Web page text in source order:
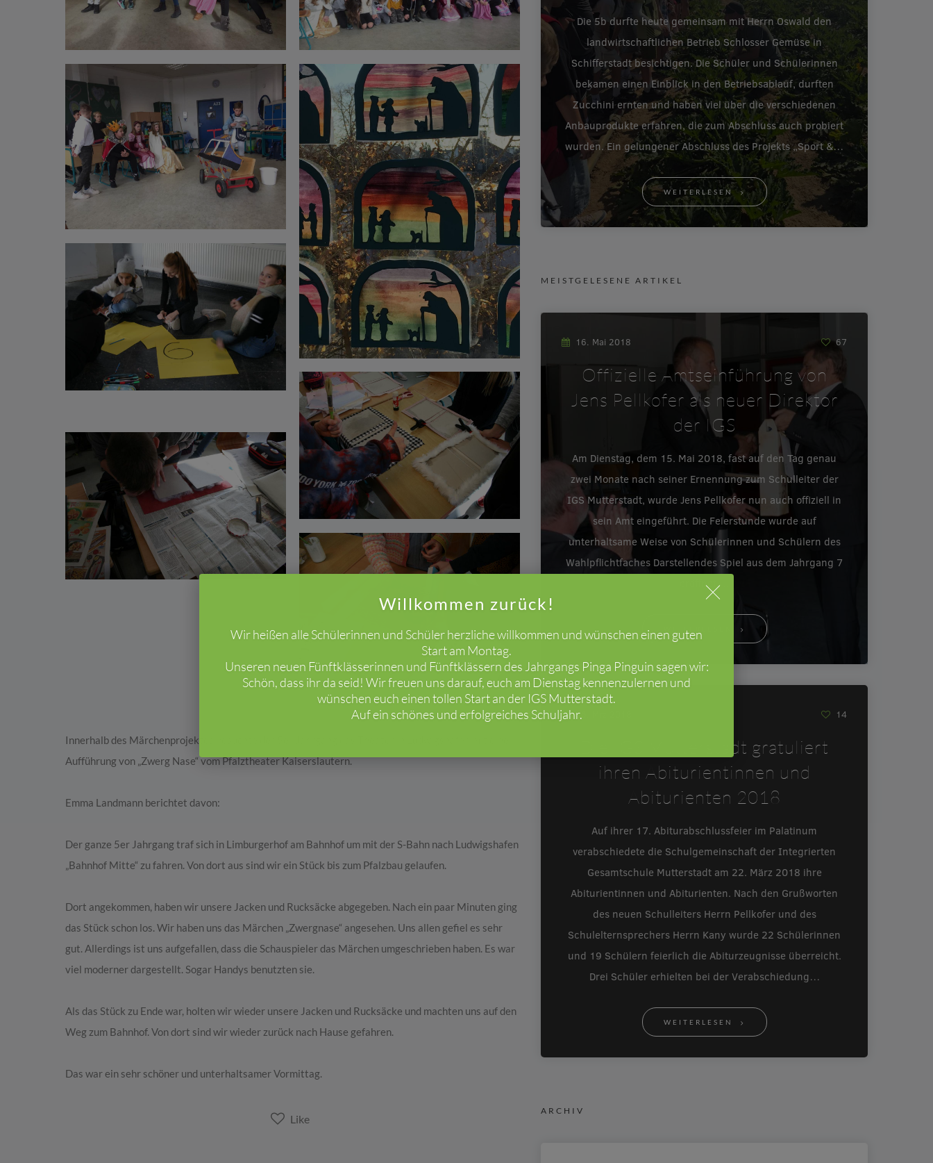
Willkommen zurück!
Wir heißen alle Schülerinnen und Schüler herzliche willkommen und wünschen einen guten
Start am Montag.
Unseren neuen Fünftklässerinnen und Fünftklässern des Jahrgangs Pinga Pinguin sagen wir:
Schön, dass ihr da seid! Wir freuen uns darauf, euch am Dienstag kennenzulernen und
wünschen euch einen tollen Start an der IGS Mutterstadt.
Auf ein schönes und erfolgreiches Schuljahr.
Innerhalb des Märchenprojektes besuchte der 5er Jahrgang das Theater in Ludwigshafen mit einer
Aufführung von „Zwerg Nase“ vom Pfalztheater Kaiserslautern.
Emma Landmann berichtet davon:
Der ganze 5er Jahrgang traf sich in Limburgerhof am Bahnhof um mit der S-Bahn nach Ludwigshafen
„Bahnhof Mitte“ zu fahren. Von dort aus sind wir ein Stück bis zum Pfalzbau gelaufen.
Dort angekommen, haben wir unsere Jacken und Rucksäcke abgegeben. Nach ein paar Minuten ging
das Stück schon los. Wir haben uns das Märchen „Zwergnase“ angesehen. Uns allen gefiel es sehr
gut. Allerdings ist uns aufgefallen, dass die Schauspieler das Märchen umgeschrieben haben. Es war
viel moderner dargestellt. Sogar Handys benutzten sie.
Als das Stück zu Ende war, holten wir wieder unsere Jacken und Rucksäcke und machten uns auf den
Weg zum Bahnhof. Von dort sind wir wieder zurück nach Hause gefahren.
Das war ein sehr schöner und unterhaltsamer Vormittag.
Die 5b durfte heute gemeinsam mit Herrn Oswald den
landwirtschaftlichen Betrieb Schlosser Gemüse in
Schifferstadt besichtigen. Die Schüler und Schülerinnen
bekamen einen Einblick in den Betriebsablauf, durften
Zucchini ernten und haben viel über die verschiedenen
Anbauprodukte erfahren, die zum Abschluss auch probiert
wurden. Ein gelungener Abschluss des Projekts „Sport &…
WEITERLESEN
MEISTGELESENE ARTIKEL
16. Mai 2018 67
Offizielle Amtseinführung von
Jens Pellkofer als neuer Direktor
der IGS
Am Dienstag, dem 15. Mai 2018, fast auf den Tag genau
zwei Monate nach seiner Ernennung zum Schulleiter der
IGS Mutterstadt, wurde Jens Pellkofer nun auch offiziell in
sein Amt eingeführt. Die Feierstunde wurde auf
unterhaltsame Weise von Schülerinnen und Schülern des
Wahlpflichtfaches Darstellendes Spiel aus dem Jahrgang 7
eröffnet.…
WEITERLESEN
26. Mrz 2018 14
Die IGS Mutterstadt gratuliert
ihren Abiturientinnen und
Abiturienten 2018
Auf ihrer 17. Abiturabschlussfeier im Palatinum
verabschiedete die Schulgemeinschaft der Integrierten
Gesamtschule Mutterstadt am 22. März 2018 ihre
Abiturientinnen und Abiturienten. Nach den Grußworten
des neuen Schulleiters Herrn Pellkofer und des
Schulelternsprechers Herrn Kany wurde 22 Schülerinnen
und 19 Schülern feierlich die Abiturzeugnisse überreicht.
Drei Schüler erhielten bei der Verabschiedung…
WEITERLESEN
ARCHIV